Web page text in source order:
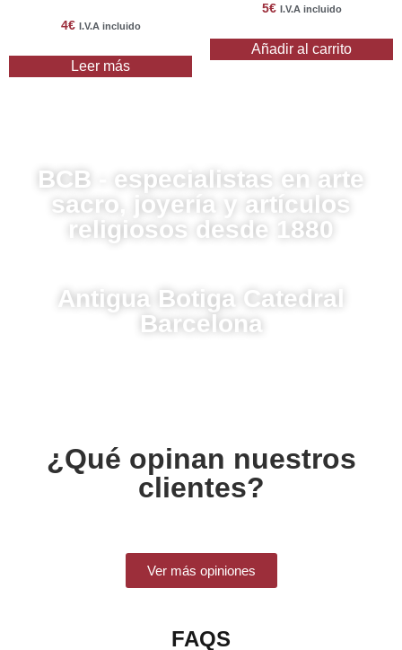
4€ I.V.A incluido
Leer más
5€ I.V.A incluido
Añadir al carrito
BCB - especialistas en arte
sacro, joyería y artículos
religiosos desde 1880
Antigua Botiga Catedral
Barcelona
¿Qué opinan nuestros
clientes?
Ver más opiniones
FAQS